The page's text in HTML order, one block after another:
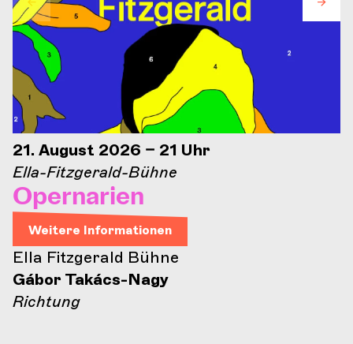
21. August 2026 – 21 Uhr
Ella-Fitzgerald-Bühne
Opernarien
Weitere Informationen
Ella Fitzgerald Bühne
Gábor Takács-Nagy
Richtung